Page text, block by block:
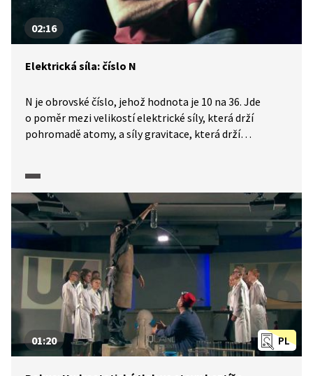
02:16
Elektrická síla: číslo N
N je obrovské číslo, jehož hodnota je 10 na 36. Jde
o poměr mezi velikostí elektrické síly, která drží
pohromadě atomy, a síly gravitace, která drží
PL
01:20